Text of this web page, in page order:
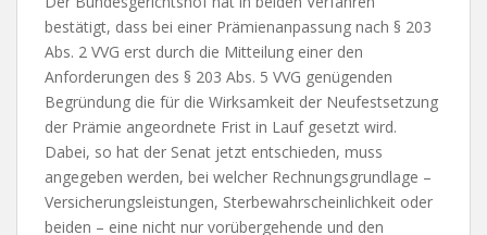
bestätigt, dass bei einer Prämienanpassung nach § 203
Abs. 2 VVG erst durch die Mitteilung einer den
Anforderungen des § 203 Abs. 5 VVG genügenden
Begründung die für die Wirksamkeit der Neufestsetzung
der Prämie angeordnete Frist in Lauf gesetzt wird.
Dabei, so hat der Senat jetzt entschieden, muss
angegeben werden, bei welcher Rechnungsgrundlage –
Versicherungsleistungen, Sterbewahrscheinlichkeit oder
beiden – eine nicht nur vorübergehende und den